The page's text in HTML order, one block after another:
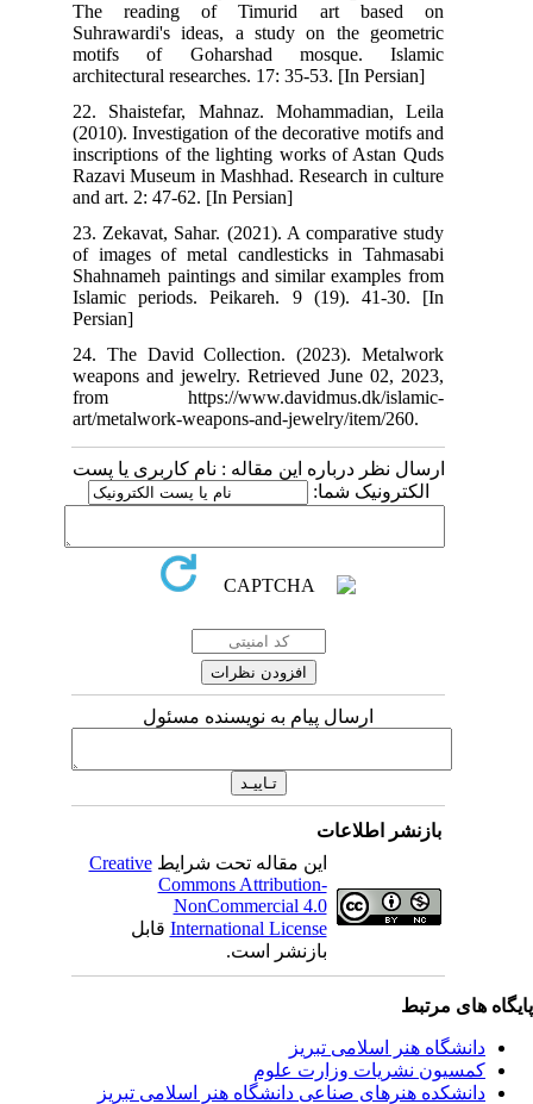
The reading of Timurid art based on
Suhrawardi's ideas, a study on the geometric
motifs of Goharshad mosque. Islamic
architectural researches. 17: 35-53. [In Persian]
22. Shaistefar, Mahnaz. Mohammadian, Leila
(2010). Investigation of the decorative motifs and
inscriptions of the lighting works of Astan Quds
Razavi Museum in Mashhad. Research in culture
and art. 2: 47-62. [In Persian]
23. Zekavat, Sahar. (2021). A comparative study
of images of metal candlesticks in Tahmasabi
Shahnameh paintings and similar examples from
Islamic periods. Peikareh. 9 (19). 41-30. [In
24. The David Collection. (2023). Metalwork
weapons and jewelry. Retrieved June 02, 2023,
from https://www.davidmus.dk/islamic-
art/metalwork-weapons-and-jewelry/item/260.
ارسال نظر درباره این مقاله : نام کاربری یا پست
الکترونیک شما:
ارسال پیام به نویسنده مسئول
بازنشر اطلاعات
این مقاله تحت شرایطCreative
Commons Attribution-
NonCommercial 4.0
International Licenseقابل
بازنشر است.
مرتبط
هنر اسلامی تبریز
نشریات وزارت علوم
هنرهای صناعی دانشگاه هنر اسلامی تبریز